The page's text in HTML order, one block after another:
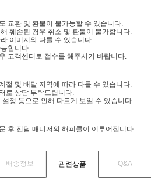
교환 및 환불이 불가능할 수 있습니다.
훼손된 경우 취소 및 환불이 불가합니다.
이미지와 다를 수 있습니다.
합니다.
고객센터로 접수를 해주시기 바랍니다.
절 및 배달 지역에 따라 다를 수 있습니다.
로 상담 부탁드립니다.
정 등으로 인해 다르게 보일 수 있습니다.
후 전담 매니저의 해피콜이 이루어집니다.
배송정보 관련상품 Q&A